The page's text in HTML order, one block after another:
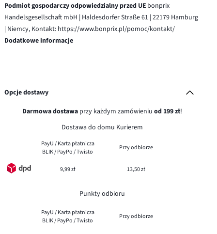
Podmiot gospodarczy odpowiedzialny przed UE bonprix
Handelsgesellschaft mbH | Haldesdorfer Straße 61 | 22179 Hamburg
| Niemcy, Kontakt: https://www.bonprix.pl/pomoc/kontakt/
Dodatkowe informacje
Opcje dostawy
Darmowa dostawaprzy każdym zamówieniu od 199 zł!
Dostawa do domu Kurierem
PayU / Karta płatnicza
BLIK / PayPo / Twisto
Przy odbiorze
9,99 zł 13,50 zł
Punkty odbioru
PayU / Karta płatnicza
BLIK / PayPo / Twisto
Przy odbiorze